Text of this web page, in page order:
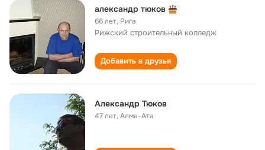
александр тюков
66 лет, Рига
Рижский строительный колледж
Добавить в друзья
Александр Тюков
47 лет,Алма-Ата